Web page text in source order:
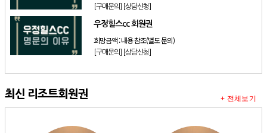
[구매문의] [상담신청]
우정힐스cc 회원권
희망금액 :내용 참조(별도 문의)
[구매문의] [상담신청]
최신 리조트회원권 + 전체보기